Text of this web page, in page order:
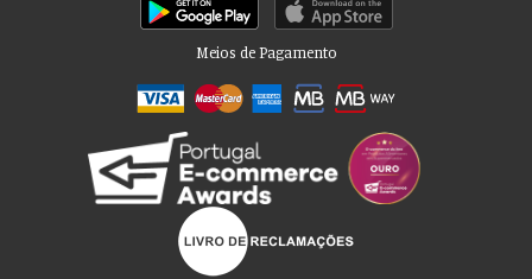
Meios de Pagamento
Por favor aceite as nossas deliciosas